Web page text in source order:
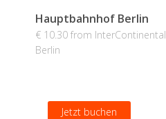
Hauptbahnhof Berlin
€ 10.30 from InterContinental
Berlin
Jetzt buchen